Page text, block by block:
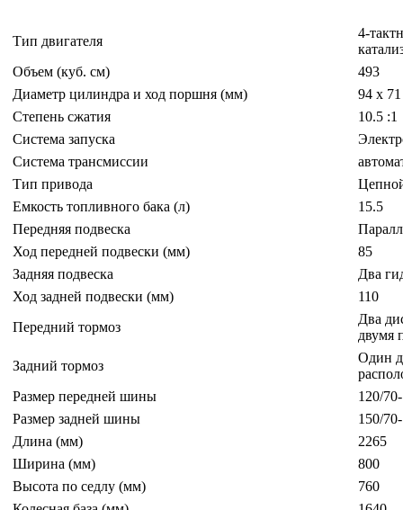
Тип двигателя
4-
Объем (куб. см)
493
Диаметр цилиндра и ход поршня (мм)
94 х 71
Степень сжатия
10.5 :1
Система запуска
Система трансмиссии
Тип привода
Емкость топливного бака (л)
15.5
Передняя подвеска
Ход передней подвески (мм)
85
Задняя подвеска
Два
Ход задней подвески (мм)
110
Передний тормоз
Два
двумя
Задний тормоз
Один
Размер передней шины
120/
Размер задней шины
150/
Длина (мм)
2265
Ширина (мм)
800
Высота по седлу (мм)
760